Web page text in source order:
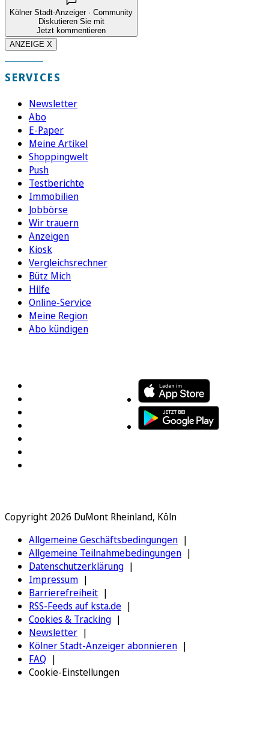
Kölner Stadt-Anzeiger · Community
Diskutieren Sie mit
Jetzt kommentieren
ANZEIGE X
SERVICES
Newsletter
Abo
E-Paper
Meine Artikel
Shoppingwelt
Push
Testberichte
Immobilien
Jobbörse
Wir trauern
Anzeigen
Kiosk
Vergleichsrechner
Bütz Mich
Hilfe
Online-Service
Meine Region
Abo kündigen
Copyright 2026 DuMont Rheinland, Köln
Allgemeine Geschäftsbedingungen
Allgemeine Teilnahmebedingungen
Datenschutzerklärung
Impressum
Barrierefreiheit
RSS-Feeds auf ksta.de
Cookies & Tracking
Newsletter
Kölner Stadt-Anzeiger abonnieren
FAQ
Cookie-Einstellungen